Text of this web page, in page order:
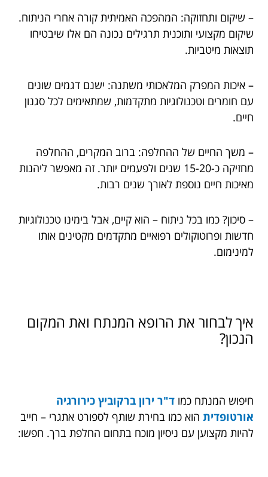
– שיקום ותחזוקה: המהפכה האמיתית קורה אחרי הניתוח.
שיקום מקצועי ותוכנית תרגילים נכונה הם אלו שיבטיחו
תוצאות מיטביות.
– איכות המפרק המלאכותי משתנה: ישנם דגמים שונים
עם חומרים וטכנולוגיות מתקדמות, שמתאימים לכל סגנון
חיים.
– משך החיים של ההחלפה: ברוב המקרים, ההחלפה
מחזיקה כ-15-20 שנים ולפעמים יותר. זה מאפשר ליהנות
מאיכות חיים נוספת לאורך שנים רבות.
– סיכון? כמו בכל ניתוח – הוא קיים, אבל בימינו טכנולוגיות
חדשות ופרוטוקולים רפואיים מתקדמים מקטינים אותו
למינימום.
איך לבחור את הרופא המנתח ואת המקום
הנכון?
חיפוש המנתח כמו ד"ר ירון ברקוביץ כירורגיה
אורטופדית הוא כמו בחירת שותף לספורט אתגרי – חייב
להיות מקצוען עם ניסיון מוכח בתחום החלפת ברך. חפשו: